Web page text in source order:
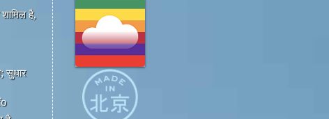
है,
सुधार